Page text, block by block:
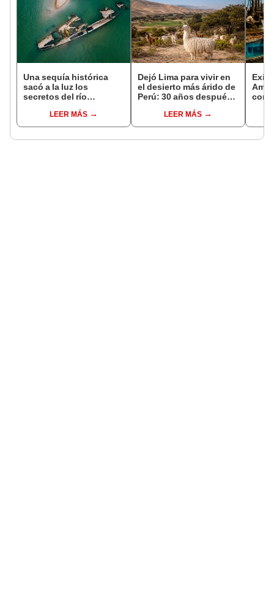
Una sequía histórica
sacó a la luz los
secretos del río
Segunda Guerra
Mundial, fósiles de
LEER MÁS
Dejó Lima para vivir en
el desierto más árido de
Perú: 30 años después,
creó un sorprendente
ecosistema
LEER MÁS
su